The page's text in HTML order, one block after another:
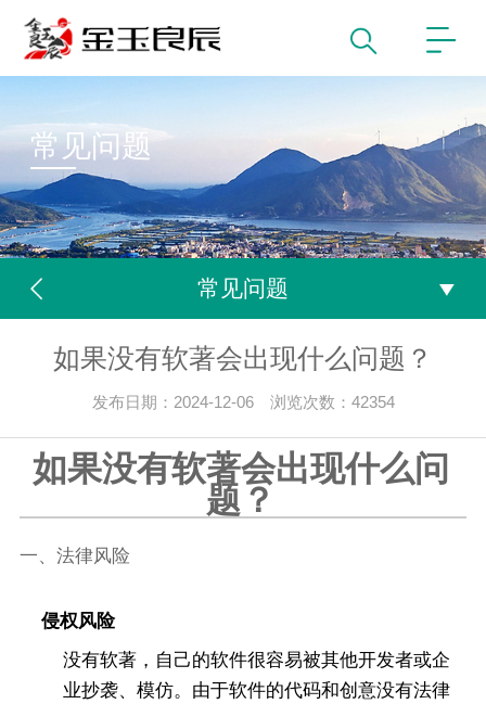
常见问题
常见问题
如果没有软著会出现什么问题？
发布日期：2024-12-06 浏览次数：42354
如果没有软著会出现什么问
题？
一、法律风险
侵权风险
没有软著，自己的软件很容易被其他开发者或企
业抄袭、模仿。由于软件的代码和创意没有法律